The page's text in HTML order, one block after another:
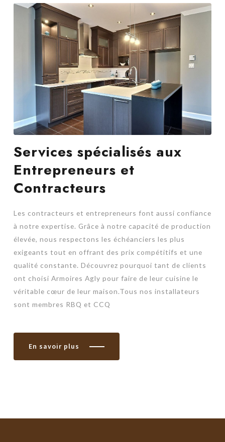
Services spécialisés aux
Entrepreneurs et
Contracteurs
Les contracteurs et entrepreneurs font aussi confiance
à notre expertise. Grâce à notre capacité de production
élevée, nous respectons les échéanciers les plus
exigeants tout en offrant des prix compétitifs et une
qualité constante. Découvrez pourquoi tant de clients
ont choisi Armoires Agly pour faire de leur cuisine le
véritable cœur de leur maison.Tous nos installateurs
sont membres RBQ et CCQ
En savoir plus